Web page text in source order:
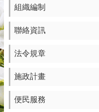
組織編制
聯絡資訊
法令規章
施政計畫
便民服務